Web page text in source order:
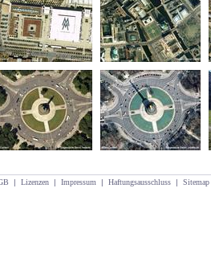
| Lizenzen | Impressum | Haftungsausschluss | Sitemap